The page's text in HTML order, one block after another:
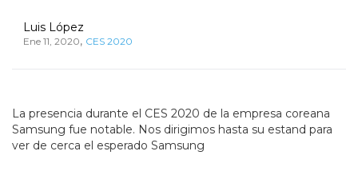
Luis López
Ene 11, 2020, CES 2020
La presencia durante el CES 2020 de la empresa coreana
Samsung fue notable. Nos dirigimos hasta su estand para
ver de cerca el esperado Samsung